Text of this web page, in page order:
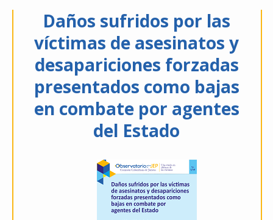
Daños sufridos por las
víctimas de asesinatos y
desapariciones forzadas
presentados como bajas
en combate por agentes
del Estado